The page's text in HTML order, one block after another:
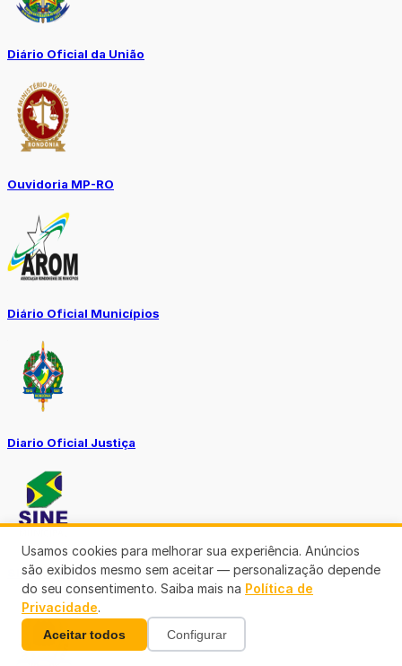
Diário Oficial da União
Ouvidoria MP-RO
Diário Oficial Municípios
Diario Oficial Justiça
SINE Municipal
Usamos cookies para melhorar sua experiência. Anúncios
são exibidos mesmo sem aceitar — personalização depende
do seu consentimento. Saiba mais na Política de
Privacidade.
Aceitar todos Configurar